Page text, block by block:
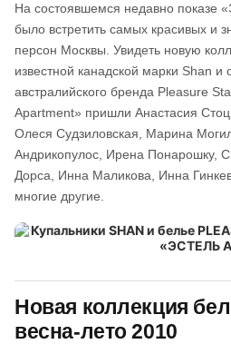
На состоявшемся недавно показе
было встретить самых красивых и
персон Москвы. Увидеть новую
известной канадской марки Shan
австралийского бренда Pleasure
Apartment» пришли Анастасия
Олеся Судзиловская, Марина
Андрикопулос, Ирена Понарошку,
Дорса, Инна Маликова, Инна
многие другие.
Новая коллекция
весна-лето 2010